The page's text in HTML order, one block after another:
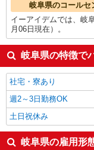
岐阜県のコールセ
イーアイデムでは、岐
月06日現在）。
岐阜県の特徴で
社宅・寮あり
週2～3日勤務OK
土日祝休み
岐阜県の雇用形